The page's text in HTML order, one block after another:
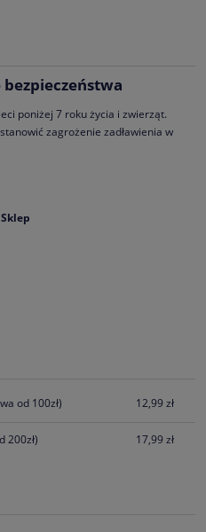
poniżej 7 roku życia i zwierząt.
zagrożenie zadławienia w
płatności
od 100zł) 12,99 zł
200zł) 17,99 zł